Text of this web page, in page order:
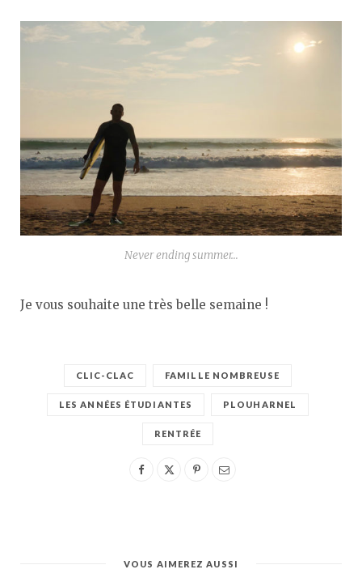
Never ending summer…
Je vous souhaite une très belle semaine !
CLIC-CLAC FAMILLE NOMBREUSE
LES ANNÉES ÉTUDIANTES PLOUHARNEL
RENTRÉE
VOUS AIMEREZ AUSSI